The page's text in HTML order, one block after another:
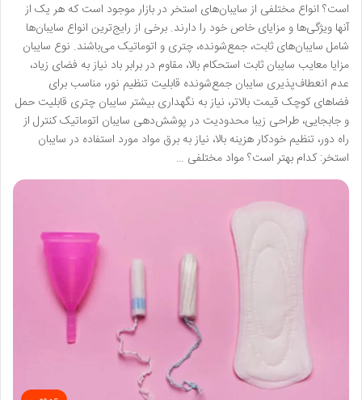
است؟ انواع مختلفی از سایبان‌های استخر در بازار موجود است که هر یک از
آنها ویژگی‌ها و مزایای خاص خود را دارند. برخی از رایج‌ترین انواع سایبان‌ها
شامل سایبان‌های ثابت، جمع‌شونده، چتری و اتوماتیک می‌باشند. نوع سایبان
مزایا معایب سایبان ثابت استحکام بالا، مقاوم در برابر باد نیاز به فضای زیاد،
عدم انعطاف‌پذیری سایبان جمع‌شونده قابلیت تنظیم نور، مناسب برای
فضاهای کوچک قیمت بالاتر، نیاز به نگهداری بیشتر سایبان چتری قابلیت حمل
و جابجایی، طراحی زیبا محدودیت در پوشش‌دهی سایبان اتوماتیک کنترل از
راه دور، تنظیم خودکار هزینه بالا، نیاز به برق مواد مورد استفاده در سایبان
استخر: کدام بهتر است؟ مواد مختلفی …